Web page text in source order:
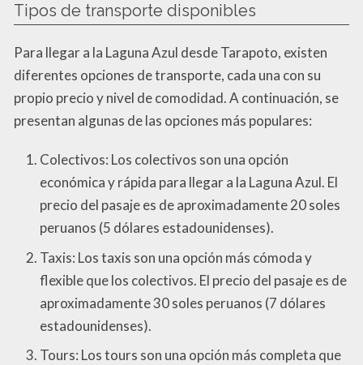
Tipos de transporte disponibles
Para llegar a la Laguna Azul desde Tarapoto, existen
diferentes opciones de transporte, cada una con su
propio precio y nivel de comodidad. A continuación, se
presentan algunas de las opciones más populares:
Colectivos: Los colectivos son una opción
económica y rápida para llegar a la Laguna Azul. El
precio del pasaje es de aproximadamente 20 soles
peruanos (5 dólares estadounidenses).
Taxis: Los taxis son una opción más cómoda y
flexible que los colectivos. El precio del pasaje es de
aproximadamente 30 soles peruanos (7 dólares
estadounidenses).
Tours: Los tours son una opción más completa que